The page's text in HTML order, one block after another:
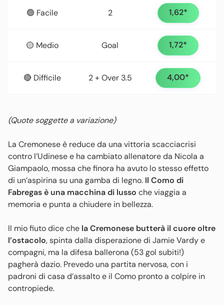
🟢 Facile 2 1,62*
🟡 Medio Goal 1,72*
🔴 Difficile 2 + Over 3.5 4,00*
(Quote soggette a variazione)
La Cremonese è reduce da una vittoria scacciacrisi
contro l’Udinese e ha cambiato allenatore da Nicola a
Giampaolo, mossa che finora ha avuto lo stesso effetto
di un’aspirina su una gamba di legno. Il Como di
Fabregas è una macchina di lusso che viaggia a
memoria e punta a chiudere in bellezza.
Il mio fiuto dice che la Cremonese butterà il cuore oltre
l’ostacolo, spinta dalla disperazione di Jamie Vardy e
compagni, ma la difesa ballerona (53 gol subiti!)
pagherà dazio. Prevedo una partita nervosa, con i
padroni di casa d’assalto e il Como pronto a colpire in
contropiede.